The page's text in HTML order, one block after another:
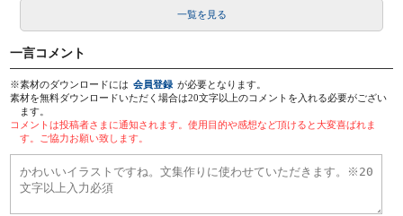
一覧を見る
一言コメント
※素材のダウンロードには 会員登録 が必要となります。
素材を無料ダウンロードいただく場合は20文字以上のコメントを入れる必要がござい
ます。
コメントは投稿者さまに通知されます。使用目的や感想など頂けると大変喜ばれま
す。ご協力お願い致します。